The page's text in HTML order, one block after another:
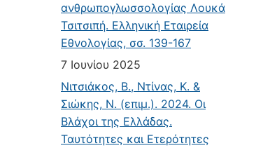
ανθρωπογλωσσολογίας Λουκά
Τσιτσιπή. Ελληνική Εταιρεία
Εθνολογίας, σσ. 139-167
7 Ιουνίου 2025
Νιτσιάκος, Β., Ντίνας, Κ. &
Σιώκης, Ν. (επιμ.). 2024. Οι
Βλάχοι της Ελλάδας.
Ταυτότητες και Ετερότητες